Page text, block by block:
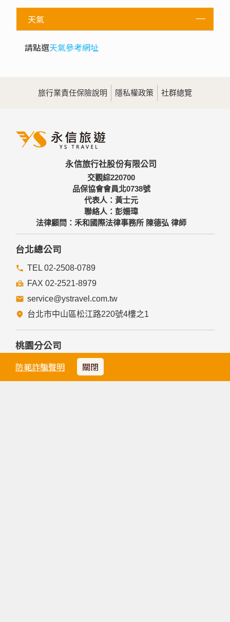
防範詐騙聲明 關閉
天氣
請點選天氣參考網址
旅行業責任保險說明 隱私權政策 社群總覽
永信旅行社股份有限公司
交觀綜220700
品保協會會員北0738號
代表人：黃士元
聯絡人：彭姍瑋
法律顧問：禾和國際法律事務所 陳德弘 律師
台北總公司
TEL 02-2508-0789
FAX 02-2521-8979
service@ystravel.com.tw
台北市中山區松江路220號4樓之1
桃園分公司
TEL 03-286-3899
FAX 03-216-1399